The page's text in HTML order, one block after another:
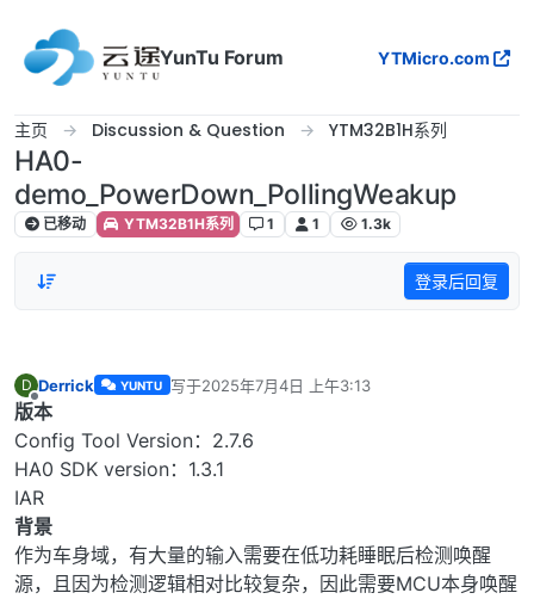
YunTu Forum
YTMicro.com
主页 Discussion & Question YTM32B1H系列
HA0-
demo_PowerDown_PollingWeakup
已移动 YTM32B1H系列 1 1 1.3k
登录后回复
D
离线
Derrick YUNTU 写于2025年7月4日 上午3:13
最后由 编辑
版本
Config Tool Version：2.7.6
HA0 SDK version：1.3.1
IAR
背景
作为车身域，有大量的输入需要在低功耗睡眠后检测唤醒
源，且因为检测逻辑相对比较复杂，因此需要MCU本身唤醒